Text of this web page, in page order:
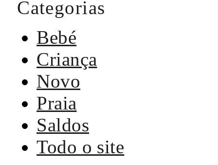
Categorias
Bebé
Criança
Novo
Praia
Saldos
Todo o site